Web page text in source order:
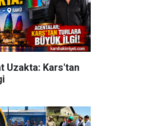
Uzakta: Kars'tan